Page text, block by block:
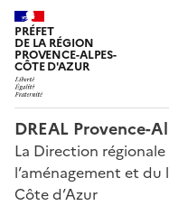
PRÉFET
DE LA RÉGION
PROVENCE-ALPES-
CÔTE D'AZUR
DREAL Provence-
La Direction
l’aménagement et
Côte d’Azur